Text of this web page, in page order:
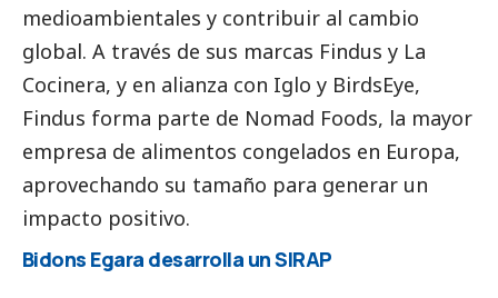
medioambientales y contribuir al cambio
global. A través de sus marcas Findus y La
Cocinera, y en alianza con Iglo y BirdsEye,
Findus forma parte de Nomad Foods, la mayor
empresa de alimentos congelados en Europa,
aprovechando su tamaño para generar un
impacto positivo.
Bidons Egara desarrolla un SIRAP